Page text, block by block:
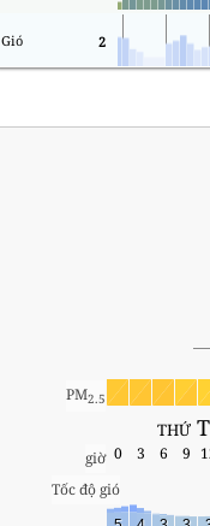
Gió 2
PM2.5
thứ
giờ 0 3 6 9
Tốc độ gió